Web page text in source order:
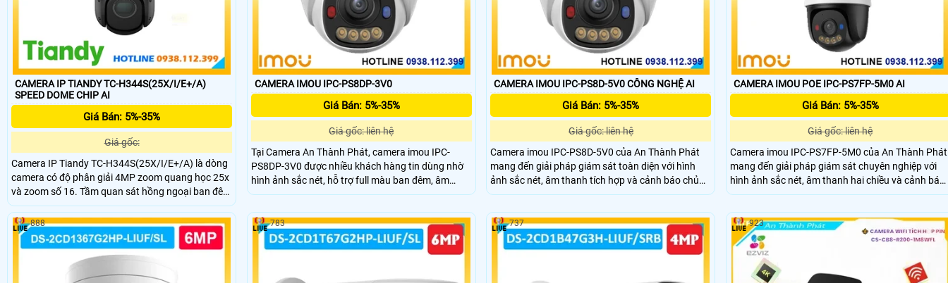
CAMERA IP TIANDY TC-H344S(25X/I/E+/A)
SPEED DOME CHIP AI
Giá Bán: 5%-35%
Giá gốc:
Camera IP Tiandy TC-H344S(25X/I/E+/A) là dòng
camera có độ phân giải 4MP zoom quang học 25x
và zoom số 16. Tầm quan sát hồng ngoại ban đêm
lên đến 150m. Trang bị công nghệ AI thông minh
và theo dõi tự động. Khe cắm thẻ Micro SD dung
lượng tối đa 512GB.
CAMERA IMOU IPC-PS8DP-3V0
Giá Bán: 5%-35%
Giá gốc: liên hệ
Tại Camera An Thành Phát, camera imou IPC-
PS8DP-3V0 được nhiều khách hàng tin dùng nhờ
hình ảnh sắc nét, hỗ trợ full màu ban đêm, âm
thanh tích hợp và cảnh báo chủ động bằng đèn
CAMERA IMOU IPC-PS8D-5V0 CÔNG NGHỆ AI
Giá Bán: 5%-35%
Giá gốc: liên hệ
Camera imou IPC-PS8D-5V0 của An Thành Phát
mang đến giải pháp giám sát toàn diện với hình
ảnh sắc nét, âm thanh tích hợp và cảnh báo chủ
động, giúp bảo vệ an ninh cho ngôi nhà và văn
CAMERA IMOU POE IPC-PS7FP-5M0 AI
Giá Bán: 5%-35%
Giá gốc: liên hệ
Camera imou IPC-PS7FP-5M0 của An Thành Phát
mang đến giải pháp giám sát chuyên nghiệp với
hình ảnh sắc nét, âm thanh hai chiều và cảnh báo
chủ động, giúp bảo vệ an ninh toàn diện cho ngôi
888 783 737 923